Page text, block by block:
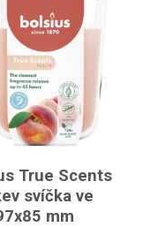
True Scents
svíčka ve
mm